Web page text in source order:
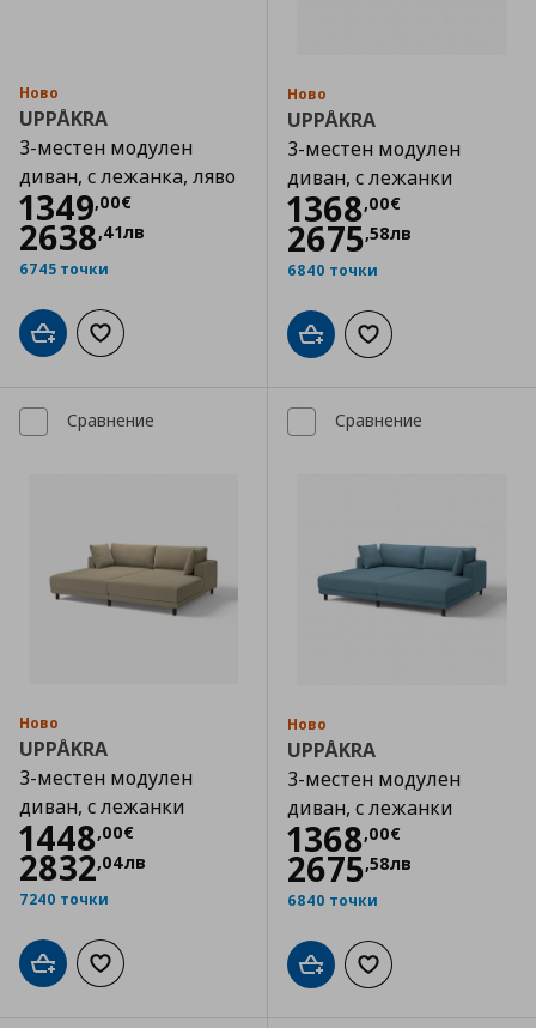
Ново
UPPÅKRA
3-местен модулен
диван, с лежанка, ляво
1349,00€
Цена1349,00 €
2638,41лв
6745 точки
Добави в кошницата
Добави към списъка с любими
Ново
UPPÅKRA
3-местен модулен
диван, с лежанки
1368,00€
Цена1368,00 €
2675,58лв
6840 точки
Добави в кошницата
Добави към
Сравнение
Ново
UPPÅKRA
3-местен модулен
диван, с лежанки
1448,00€
Цена1448,00 €
2832,04лв
7240 точки
Добави в кошницата
Добави към списъка с любими
Сравнение
Ново
UPPÅKRA
3-местен модулен
диван, с лежанки
1368,00€
Цена1368,00 €
2675,58лв
6840 точки
Добави в кошницата
Добави към